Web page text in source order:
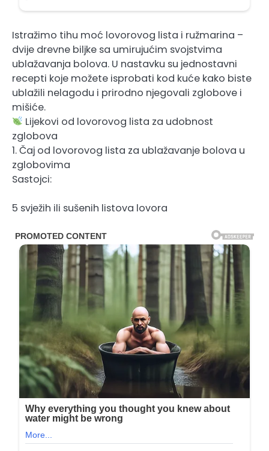
Istražimo tihu moć lovorovog lista i ružmarina –
dvije drevne biljke sa umirujućim svojstvima
ublažavanja bolova. U nastavku su jednostavni
recepti koje možete isprobati kod kuće kako biste
ublažili nelagodu i prirodno njegovali zglobove i
mišiće.
Lijekovi od lovorovog lista za udobnost
zglobova
1. Čaj od lovorovog lista za ublažavanje bolova u
zglobovima
Sastojci:
5 svježih ili sušenih listova lovora